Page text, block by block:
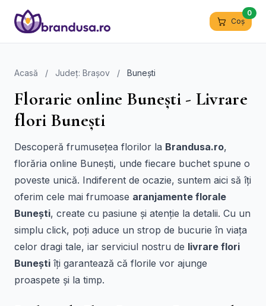
Coș
0
Acasă / Județ: Brașov / Bunești
Florarie online Bunești - Livrare
flori Bunești
Descoperă frumusețea florilor la Brandusa.ro,
florăria online Bunești, unde fiecare buchet spune o
poveste unică. Indiferent de ocazie, suntem aici să îți
oferim cele mai frumoase aranjamente florale
Bunești, create cu pasiune și atenție la detalii. Cu un
simplu click, poți aduce un strop de bucurie în viața
celor dragi tale, iar serviciul nostru de livrare flori
Bunești îți garantează că florile vor ajunge
proaspete și la timp.